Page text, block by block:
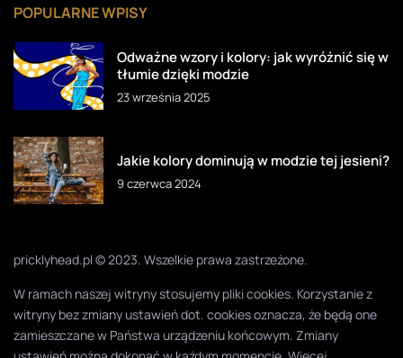
POPULARNE WPISY
Odważne wzory i kolory: jak wyróżnić się w
tłumie dzięki modzie
23 września 2025
Jakie kolory dominują w modzie tej jesieni?
9 czerwca 2024
pricklyhead.pl © 2023. Wszelkie prawa zastrzeżone.
W ramach naszej witryny stosujemy pliki cookies. Korzystanie z
witryny bez zmiany ustawień dot. cookies oznacza, że będą one
zamieszczane w Państwa urządzeniu końcowym. Zmiany